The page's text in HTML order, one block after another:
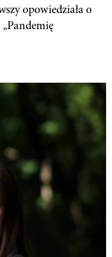
opowiedziała o